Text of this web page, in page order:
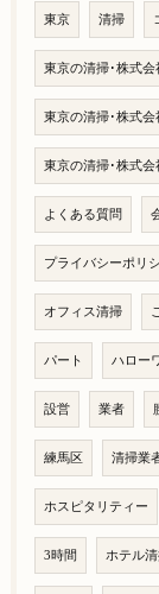
東京 清掃
東京の清掃･株式
東京の清掃･株式会
東京の清掃･株式
よくある質問
プライバシーポリ
オフィス清掃
パート ハロー
設営 業者
練馬区 清掃業
ホスピタリティー
3時間 ホテル